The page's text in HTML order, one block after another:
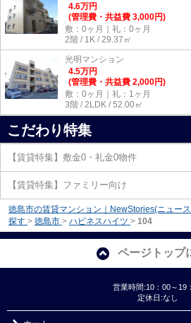
4.6万円
(管理費・共益費 3,000円)
敷：0ヶ月｜礼：0ヶ月
2階 / 1K / 29.37㎡
光明マンション
4.5万円
(管理費・共益費 2,000円)
敷：0ヶ月｜礼：1ヶ月
3階 / 2LDK / 52.00㎡
こだわり特集
【賃貸特集】敷金0・礼金0物件
【賃貸特集】ファミリー向け
徳島市の賃貸マンション｜NewStories(ニュー
探す > 徳島市 > ハビネスハイツ > 104
ページトップ
営業時間:10：00～19
定休日:なし